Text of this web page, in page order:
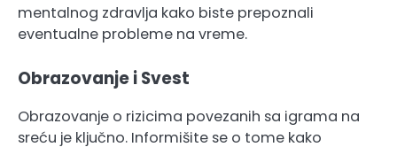
mentalnog zdravlja kako biste prepoznali
eventualne probleme na vreme.
Obrazovanje i Svest
Obrazovanje o rizicima povezanih sa igrama na
sreću je ključno. Informišite se o tome kako